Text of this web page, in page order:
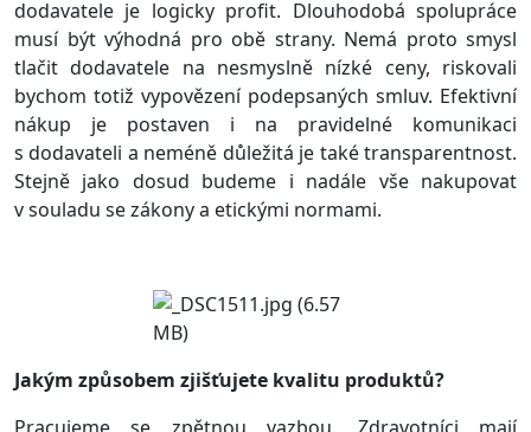
dodavatele je logicky profit. Dlouhodobá spolupráce
musí být výhodná pro obě strany. Nemá proto smysl
tlačit dodavatele na nesmyslně nízké ceny, riskovali
bychom totiž vypovězení podepsaných smluv. Efektivní
nákup je postaven i na pravidelné komunikaci
s dodavateli a neméně důležitá je také transparentnost.
Stejně jako dosud budeme i nadále vše nakupovat
v souladu se zákony a etickými normami.
Jakým způsobem zjišťujete kvalitu produktů?